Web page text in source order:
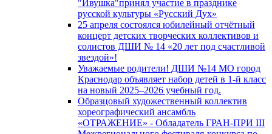
"Ивушка"принял участие в празднике
русской культуры «Русский Дух»
25 апреля состоялся юбилейный отчётный
концерт детских творческих коллективов и
солистов ДШИ № 14 «20 лет под счастливой
звездой»!
Уважаемые родители! ДШИ №14 МО город
Краснодар объявляет набор детей в 1-й класс
на новый 2025–2026 учебный год.
Образцовый художественный коллектив
хореографический ансамбль
«ОТРАЖЕНИЕ» - Обладатель ГРАН-ПРИ III